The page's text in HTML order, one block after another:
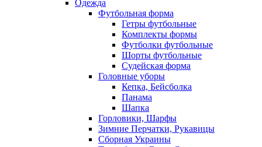
Одежда
Футбольная форма
Гетры футбольные
Комплекты формы
Футболки футбольные
Шорты футбольные
Судейская форма
Головные уборы
Кепка, Бейсболка
Панама
Шапка
Горловики, Шарфы
Зимние Перчатки, Рукавицы
Сборная Украины